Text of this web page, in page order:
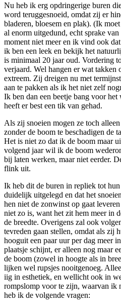
Nu heb ik erg opdringerige buren
word teruggesnoeid, omdat zij er
bladeren, bloesem en plak). (Ik
al enorm uitgedund, echt sprake
moment niet meer en ik vind ook
ik ben een leek en bekijk het
is minimaal 20 jaar oud. Vordering
verjaard. Wel hangen er wat takken
extreem. Zij dreigen nu met
aan te pakken als ik het niet zelf
Ik ben dan een beetje bang voor
heeft er best een tik van gehad.
Als zij snoeien mogen ze toch
zonder de boom te beschadigen de
Het is niet zo dat ik de boom maar
volgend jaar wil ik de boom
bij laten werken, maar niet eerder.
flink uit.
Ik heb dit de buren in repliek tot
duidelijk uitgelegd en dat het
hen niet de zonwinst op gaat
niet zo is, want het zit hem meer in
de breedte. Overigens zal ook
tevreden gaan stellen, omdat als zij
hooguit een paar uur per dag meer
plaatsje schijnt, er alleen nog maar
de boom (zowel in hoogte als in
lijken wel rupsjes nooitgenoeg.
iig in esthetiek, en wellicht ook in
rompslomp voor te zijn, waarvan ik
heb ik de volgende vragen: